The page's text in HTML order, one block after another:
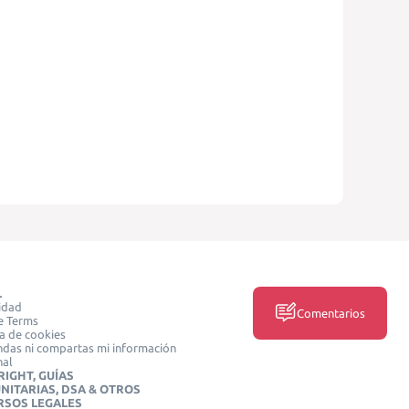
Terms
de cookies
ni compartas mi información
GUÍAS
DSA & OTROS
LEGALES
Comentarios